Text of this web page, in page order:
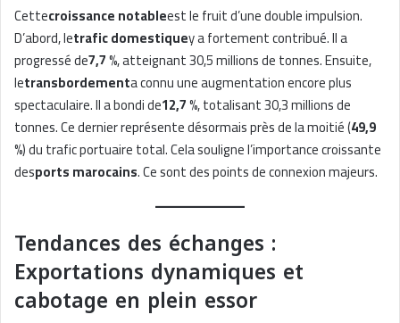
Cettecroissance notableest le fruit d’une double impulsion.
D’abord, letrafic domestiquey a fortement contribué. Il a
progressé de7,7 %, atteignant 30,5 millions de tonnes. Ensuite,
letransbordementa connu une augmentation encore plus
spectaculaire. Il a bondi de12,7 %, totalisant 30,3 millions de
tonnes. Ce dernier représente désormais près de la moitié (49,9
%) du trafic portuaire total. Cela souligne l’importance croissante
desports marocains. Ce sont des points de connexion majeurs.
Tendances des échanges :
Exportations dynamiques et
cabotage en plein essor